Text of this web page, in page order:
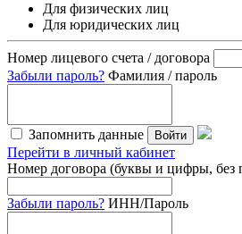
Для физических лиц
Для юридических лиц
Номер лицевого счета / договора
Забыли пароль? Фамилия / пароль
Запомнить данные Войти
Перейти в личный кабинет
Номер договора (буквы и цифры, без
Забыли пароль? ИНН/Пароль